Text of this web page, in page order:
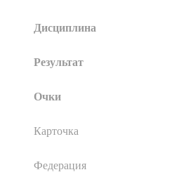
Дисциплина
Результат
Очки
Карточка
Федерация